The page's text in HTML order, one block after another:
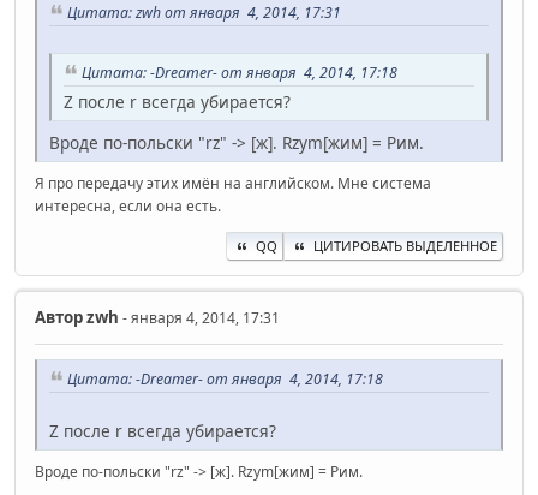
Цитата: zwh от января 4, 2014, 17:31
Цитата: -Dreamer- от января 4, 2014, 17:18
Z после r всегда убирается?
Вроде по-польски "rz" -> [ж]. Rzym[жим] = Рим.
Я про передачу этих имён на английском. Мне система
интересна, если она есть.
QQ ЦИТИРОВАТЬ ВЫДЕЛЕННОЕ
Авторzwh - января 4, 2014, 17:31
Цитата: -Dreamer- от января 4, 2014, 17:18
Z после r всегда убирается?
Вроде по-польски "rz" -> [ж]. Rzym[жим] = Рим.